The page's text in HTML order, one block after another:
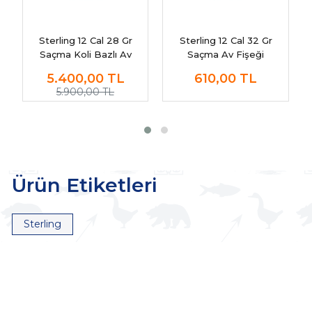
Sterling 12 Cal 28 Gr
Saçma Koli Bazlı Av
5.400,00 TL
5.900,00 TL
Sterling 12 Cal 32 Gr
Saçma Av Fişeği
610,00 TL
Ürün Etiketleri
Sterling